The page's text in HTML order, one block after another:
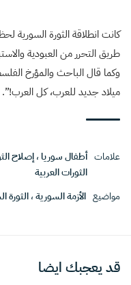
كانت انطلاقة الثورة السورية
طريق التحرر من العبودية
ميلاد جديد للعرب، كل العرب!”.
علامات أطفال سوريا،إصلاح
الثورات العربية
مواضيع الأزمة السورية،الثورة
قد يعجبك ايضا